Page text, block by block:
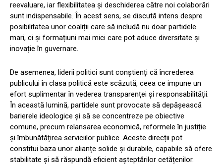
reevaluare, iar flexibilitatea și deschiderea către noi colaborări
sunt indispensabile. În acest sens, se discută intens despre
posibilitatea unor coaliții care să includă nu doar partidele
mari, ci și formațiuni mai mici care pot aduce diversitate și
inovație în guvernare.
De asemenea, liderii politici sunt conștienți că încrederea
publicului în clasa politică este scăzută, ceea ce impune un
efort suplimentar în vederea transparenței și responsabilității.
În această lumină, partidele sunt provocate să depășească
barierele ideologice și să se concentreze pe obiective
comune, precum relansarea economică, reformele în justiție
și îmbunătățirea serviciilor publice. Aceste direcții pot
constitui baza unor alianțe solide și durabile, capabile să ofere
stabilitate și să răspundă eficient așteptărilor cetățenilor.